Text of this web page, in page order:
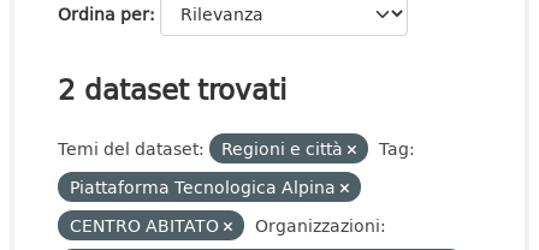
Ordina per
2 dataset trovati
Temi del dataset: Regioni e città
Tag:
Piattaforma Tecnologica Alpina
CENTRO ABITATO
Organizzazioni: